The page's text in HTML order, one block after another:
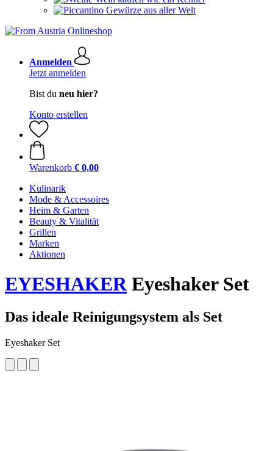
Gewürze aus aller Welt
Anmelden
Jetzt anmelden
Bist du neu hier?
Konto erstellen
Warenkorb € 0,00
Kulinarik
Mode & Accessoires
Heim & Garten
Beauty & Vitalität
Grillen
Marken
Aktionen
EYESHAKEREyeshaker Set
Das ideale Reinigungsystem als Set
Eyeshaker Set